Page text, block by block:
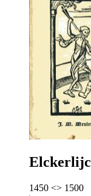
Elckerlijc
1450 <> 1500